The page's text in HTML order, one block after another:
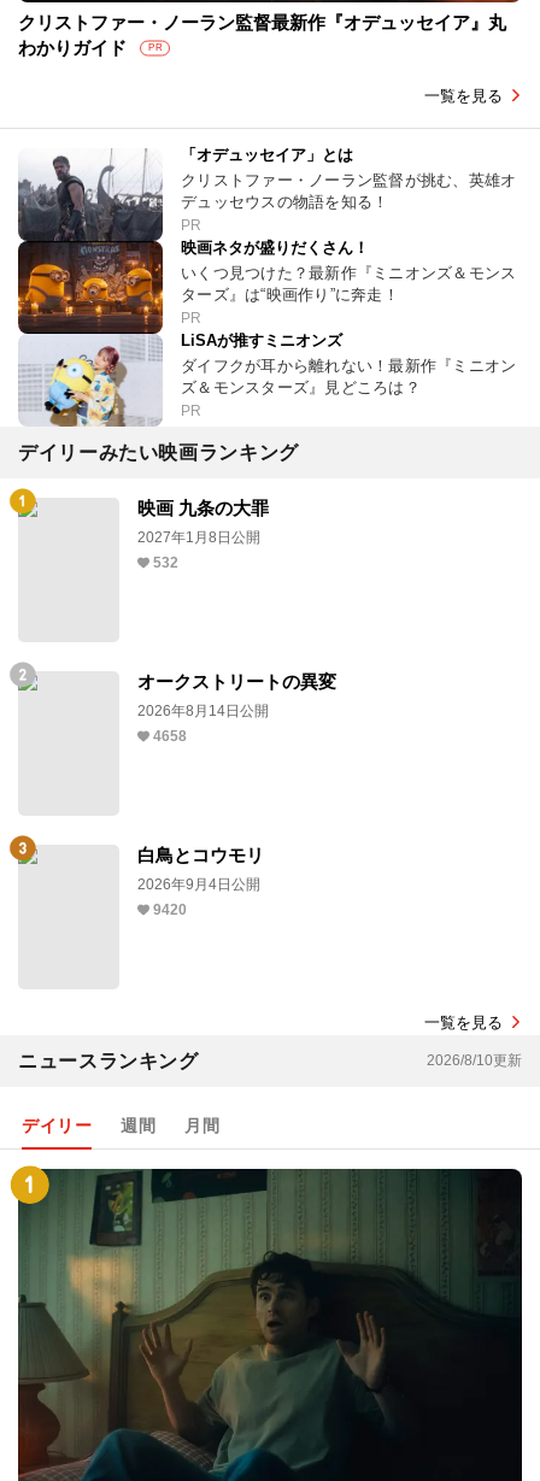
クリストファー・ノーラン監督最新作『オデュッセイア』丸
わかりガイド
PR
一覧を見る
「オデュッセイア」とは
クリストファー・ノーラン監督が挑む、英雄オ
デュッセウスの物語を知る！
PR
映画ネタが盛りだくさん！
いくつ見つけた？最新作『ミニオンズ＆モンス
ターズ』は“映画作り”に奔走！
PR
LiSAが推すミニオンズ
ダイフクが耳から離れない！最新作『ミニオン
ズ＆モンスターズ』見どころは？
PR
デイリーみたい映画ランキング
映画 九条の大罪
2027年1月8日公開
532
オークストリートの異変
2026年8月14日公開
4658
白鳥とコウモリ
2026年9月4日公開
9420
一覧を見る
ニュースランキング 2026/8/10更新
デイリー 週間 月間